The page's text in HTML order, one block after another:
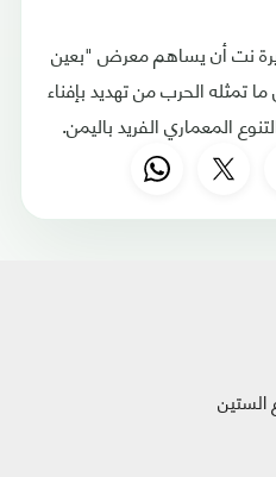
نت أن يساهم معرض "بعين
تمثله الحرب من تهديد بإفناء
المعماري الفريد باليمن.